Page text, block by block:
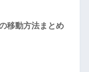
移動方法まとめ